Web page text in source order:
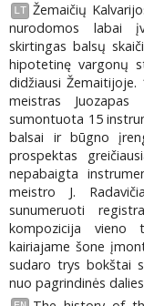
LT Žemaičių
nurodomos labai
skirtingas balsų
hipotetinę vargonų
didžiausi
meistras
sumontuota 15
balsai ir būgno
prospektas
nepabaigta
meistro J.
sunumeruoti
kompozicija vieno
kairiajame šone
sudaro trys bokštai
nuo pagrindinės